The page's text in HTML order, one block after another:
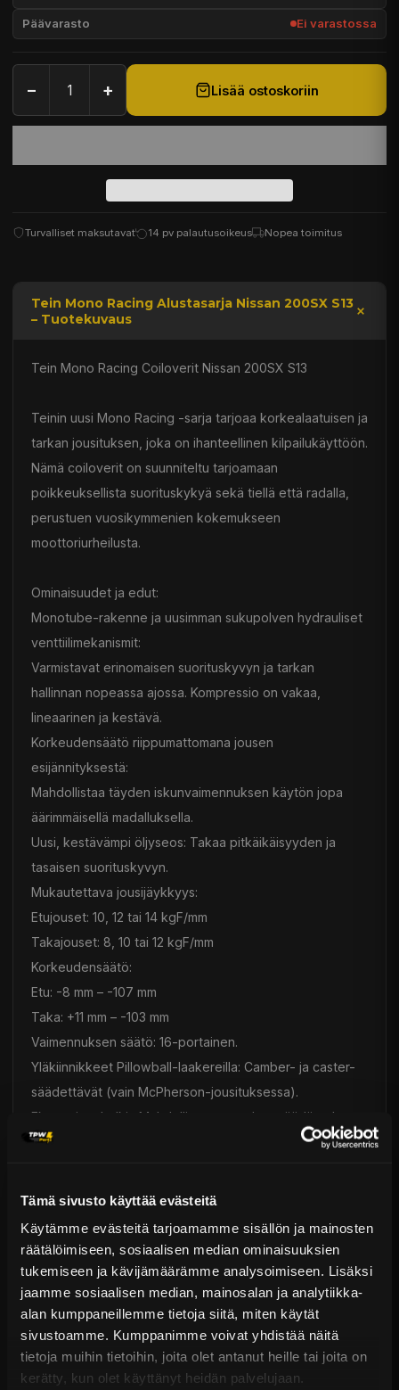
Tämä sivusto käyttää evästeitä
Käytämme evästeitä tarjoamamme sisällön ja mainosten
räätälöimiseen, sosiaalisen median ominaisuuksien
tukemiseen ja kävijämäärämme analysoimiseen. Lisäksi
jaamme sosiaalisen median, mainosalan ja analytiikka-
alan kumppaneillemme tietoja siitä, miten käytät
sivustoamme. Kumppanimme voivat yhdistää näitä
tietoja muihin tietoihin, joita olet antanut heille tai joita on
kerätty, kun olet käyttänyt heidän palvelujaan.
Päävarasto Ei varastossa
− + Lisää ostoskoriin
Turvalliset maksutavat 14 pv palautusoikeus Nopea toimitus
Tein Mono Racing Alustasarja Nissan 200SX S13
– Tuotekuvaus
Tein Mono Racing Coiloverit Nissan 200SX S13
Teinin uusi Mono Racing -sarja tarjoaa korkealaatuisen ja
tarkan jousituksen, joka on ihanteellinen kilpailukäyttöön.
Nämä coiloverit on suunniteltu tarjoamaan
poikkeuksellista suorituskykyä sekä tiellä että radalla,
perustuen vuosikymmenien kokemukseen
moottoriurheilusta.
Ominaisuudet ja edut:
Monotube-rakenne ja uusimman sukupolven hydrauliset
venttiilimekanismit:
Varmistavat erinomaisen suorituskyvyn ja tarkan
hallinnan nopeassa ajossa. Kompressio on vakaa,
lineaarinen ja kestävä.
Korkeudensäätö riippumattomana jousen
esijännityksestä:
Mahdollistaa täyden iskunvaimennuksen käytön jopa
äärimmäisellä madalluksella.
Uusi, kestävämpi öljyseos: Takaa pitkäikäisyyden ja
tasaisen suorituskyvyn.
Mukautettava jousijäykkyys:
Etujouset: 10, 12 tai 14 kgF/mm
Takajouset: 8, 10 tai 12 kgF/mm
Korkeudensäätö:
Etu: -8 mm – -107 mm
Taka: +11 mm – -103 mm
Vaimennuksen säätö: 16-portainen.
Yläkiinnikkeet Pillowball-laakereilla: Camber- ja caster-
säädettävät (vain McPherson-jousituksessa).
Eksentriset holkit: Mahdollistavat camber-säädön ala-
asennuksissa.
ja huoltopalveluita.
Yhteensopiva Tein EDFC:n kanssa:
Osanumero: EDK05-12140 (myydään erikseen).
EDFC-järjestelmällä säädöt kasvavat 32-portaisiksi
(EDFC Standard) ja 64-portaisiksi (EDFC Active).
Laatu ja kestävyys: